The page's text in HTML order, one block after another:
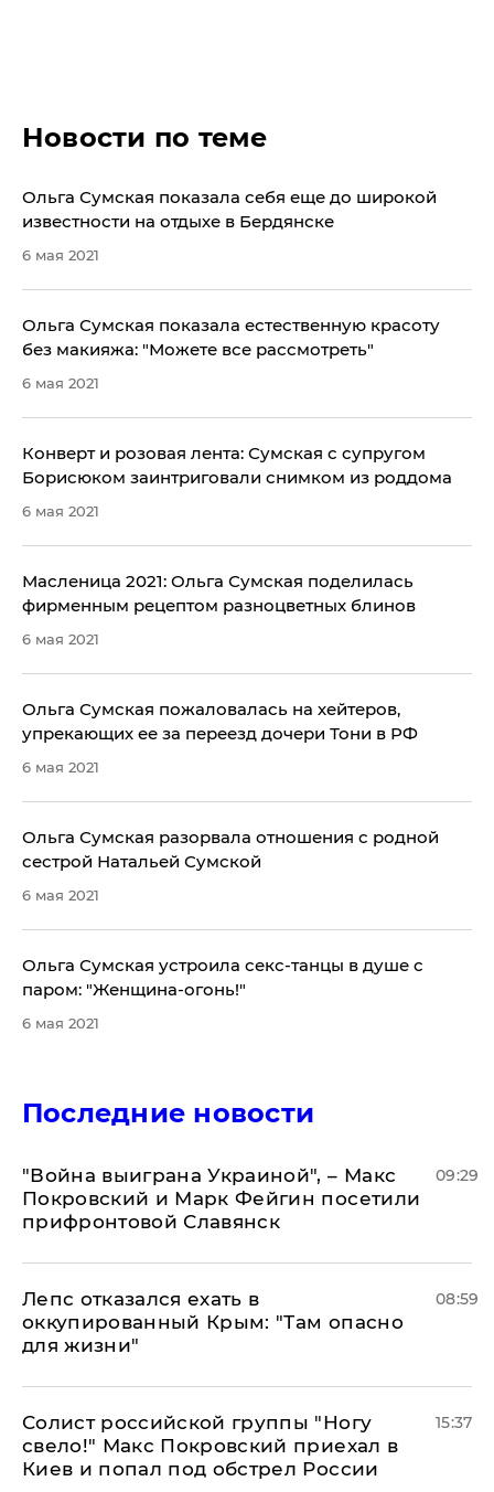
Новости по теме
Ольга Сумская показала себя еще до широкой
известности на отдыхе в Бердянске
6 мая 2021
Ольга Сумская показала естественную красоту
без макияжа: "Можете все рассмотреть"
6 мая 2021
Конверт и розовая лента: Сумская с супругом
Борисюком заинтриговали снимком из роддома
6 мая 2021
Масленица 2021: Ольга Сумская поделилась
фирменным рецептом разноцветных блинов
6 мая 2021
Ольга Сумская пожаловалась на хейтеров,
упрекающих ее за переезд дочери Тони в РФ
6 мая 2021
Ольга Сумская разорвала отношения с родной
сестрой Натальей Сумской
6 мая 2021
Ольга Сумская устроила секс-танцы в душе с
паром: "Женщина-огонь!"
6 мая 2021
Последние новости
"Война выиграна Украиной", – Макс
Покровский и Марк Фейгин посетили
прифронтовой Славянск
09:29
Лепс отказался ехать в
оккупированный Крым: "Там опасно
для жизни"
08:59
Солист российской группы "Ногу
свело!" Макс Покровский приехал в
Киев и попал под обстрел России
15:37